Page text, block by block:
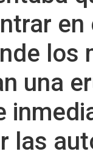
en
los
una
las